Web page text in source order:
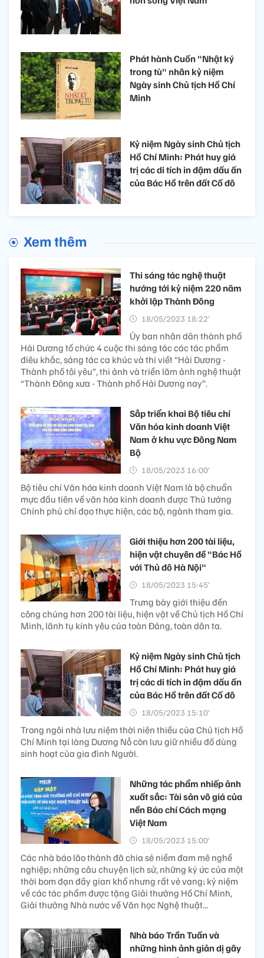
Phát hành Cuốn "Nhật ký
trong tù" nhân kỷ niệm
Ngày sinh Chủ tịch Hồ Chí
Minh
Kỷ niệm Ngày sinh Chủ tịch
Hồ Chí Minh: Phát huy giá
trị các di tích in đậm dấu ấn
của Bác Hồ trên đất Cố đô
Xem thêm
Thi sáng tác nghệ thuật
hướng tới kỷ niệm 220 năm
khởi lập Thành Đông
18/05/2023 18:22’
Ủy ban nhân dân thành phố
Hải Dương tổ chức 4 cuộc thi sáng tác các tác phẩm
điêu khắc, sáng tác ca khúc và thi viết “Hải Dương -
Thành phố tôi yêu”, thi ảnh và triển lãm ảnh nghệ thuật
“Thành Đông xưa - Thành phố Hải Dương nay”.
Sắp triển khai Bộ tiêu chí
Văn hóa kinh doanh Việt
Nam ở khu vực Đông Nam
Bộ
18/05/2023 16:00’
Bộ tiêu chí Văn hóa kinh doanh Việt Nam là bộ chuẩn
mực đầu tiên về văn hóa kinh doanh được Thủ tướng
Chính phủ chỉ đạo thực hiện, các bộ, ngành tham gia.
Giới thiệu hơn 200 tài liệu,
hiện vật chuyên đề "Bác Hồ
với Thủ đô Hà Nội"
18/05/2023 15:45’
Trưng bày giới thiệu đến
công chúng hơn 200 tài liệu, hiện vật về Chủ tịch Hồ Chí
Minh, lãnh tụ kính yêu của toàn Đảng, toàn dân ta.
Kỷ niệm Ngày sinh Chủ tịch
Hồ Chí Minh: Phát huy giá
trị các di tích in đậm dấu ấn
của Bác Hồ trên đất Cố đô
18/05/2023 15:10’
Trong ngôi nhà lưu niệm thời niên thiếu của Chủ tịch Hồ
Chí Minh tại làng Dương Nỗ còn lưu giữ nhiều đồ dùng
sinh hoạt của gia đình Người.
Những tác phẩm nhiếp ảnh
xuất sắc: Tài sản vô giá của
nền Báo chí Cách mạng
Việt Nam
18/05/2023 15:00’
Các nhà báo lão thành đã chia sẻ niềm đam mê nghề
nghiệp; những câu chuyện lịch sử, những ký ức của một
thời bom đạn đầy gian khổ nhưng rất vẻ vang; kỷ niệm
về các tác phẩm được tặng Giải thưởng Hồ Chí Minh,
Giải thưởng Nhà nước về Văn học Nghệ thuật...
Nhà báo Trần Tuấn và
những hình ảnh giản dị gây